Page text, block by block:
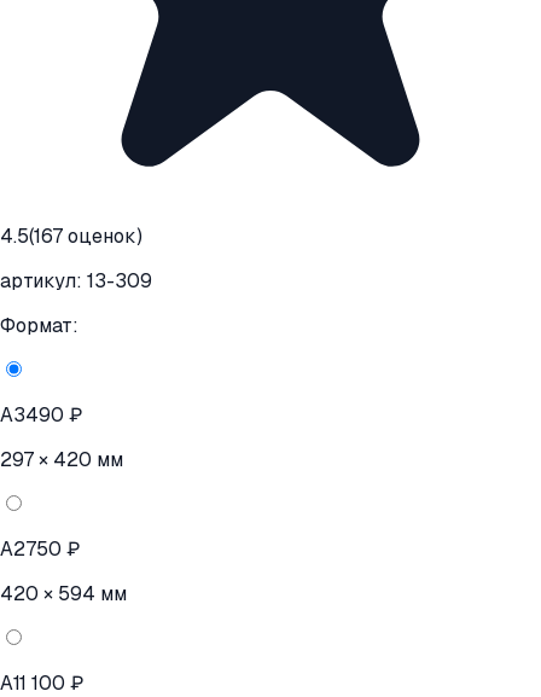
4.5(167оценок)
артикул: 13-309
Формат:
A3490 ₽
297 × 420 мм
A2750 ₽
420 × 594 мм
A11 100 ₽